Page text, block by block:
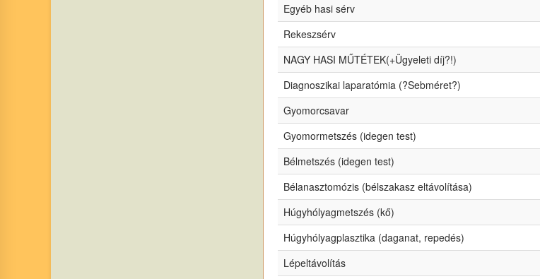
Egyéb hasi sérv
Rekeszsérv
NAGY HASI MŰTÉTEK(+Ügyeleti díj?!)
Diagnoszikai laparatómia (?Sebméret?)
Gyomorcsavar
Gyomormetszés (idegen test)
Bélmetszés (idegen test)
Bélanasztomózis (bélszakasz eltávolítása)
Húgyhólyagmetszés (kő)
Húgyhólyagplasztika (daganat, repedés)
Lépeltávolítás